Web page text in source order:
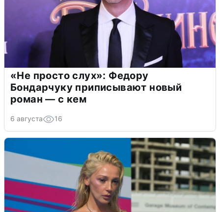
«Не просто слух»: Федору
Бондарчуку приписывают новый
роман — с кем
6 августа 16